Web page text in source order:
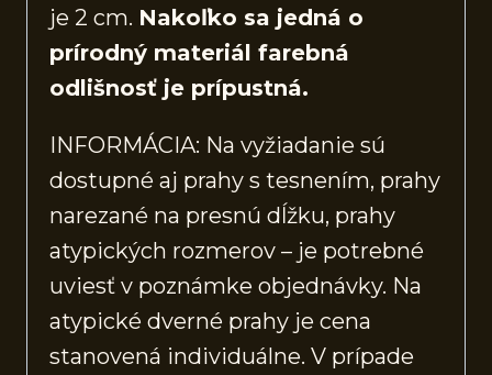
je 2 cm. Nakoľko sa jedná o
prírodný materiál farebná
odlišnosť je prípustná.
INFORMÁCIA: Na vyžiadanie sú
dostupné aj prahy s tesnením, prahy
narezané na presnú dĺžku, prahy
atypických rozmerov – je potrebné
uviesť v poznámke objednávky. Na
atypické dverné prahy je cena
stanovená individuálne. V prípade